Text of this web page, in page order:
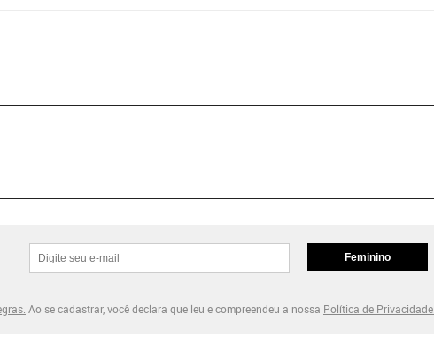
Feminino
Ao se cadastrar, você declara que leu e compreendeu a nossa Política de Privacidade.